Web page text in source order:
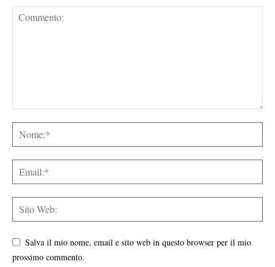
Salva il mio nome, email e sito web in questo browser per il mio
prossimo commento.